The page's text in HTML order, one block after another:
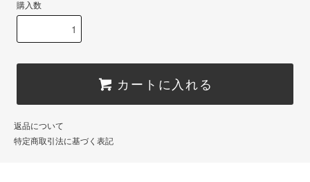
購入数
カートに入れる
返品について
特定商取引法に基づく表記